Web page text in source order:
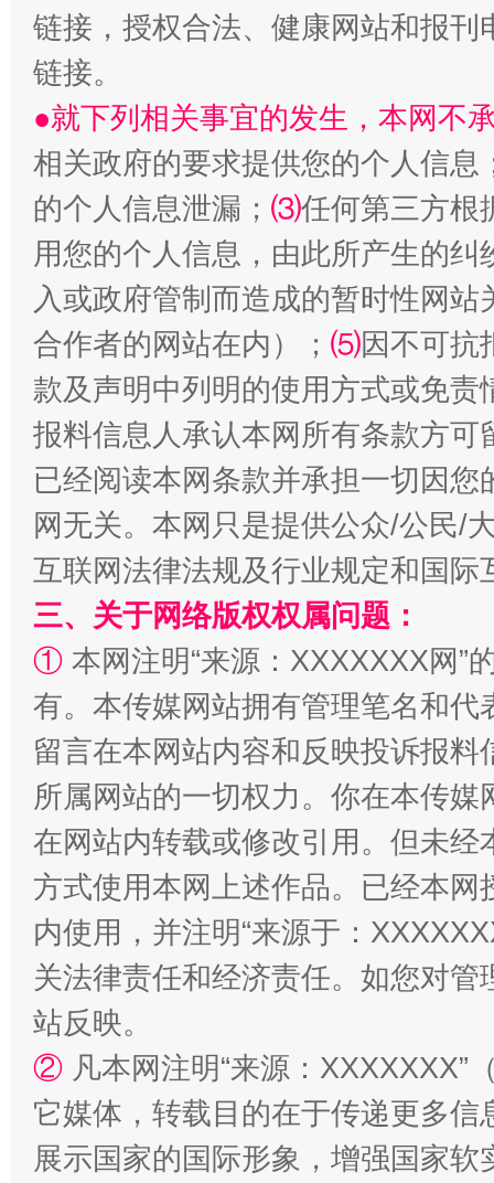
全民健身五年计划来了！等你上场
阿坝州三大球赛在茂县开幕 规模
国家大学科技园优化重塑工作
扯下公款旅游的“隐身衣” 如何以
链接，授权合法、健康网站和报
链接。
●就下列相关事宜的发生，本网不
相关政府的要求提供您的个人信息
的个人信息泄漏； ⑶任何第三方根
用您的个人信息，由此所产生的纠
入或政府管制而造成的暂时性网
合作者的网站在内）； ⑸因不可抗
款及声明中列明的使用方式或免责
报料信息人承认本网所有条款方
已经阅读本网条款并承担一切因
网无关。本网只是提供公众/公民/
互联网法律法规及行业规定和国
三、关于网络版权权属问题：
① 本网注明“来源：XXXXXXX网”
有。本传媒网站拥有管理笔名和
留言在本网站内容和反映投诉报
所属网站的一切权力。你在本传
在网站内转载或修改引用。但未
方式使用本网上述作品。已经本
内使用，并注明“来源于：
关法律责任和经济责任。如您对
站反映。
② 凡本网注明“来源：
它媒体，转载目的在于传递更多
展示国家的国际形象，增强国家